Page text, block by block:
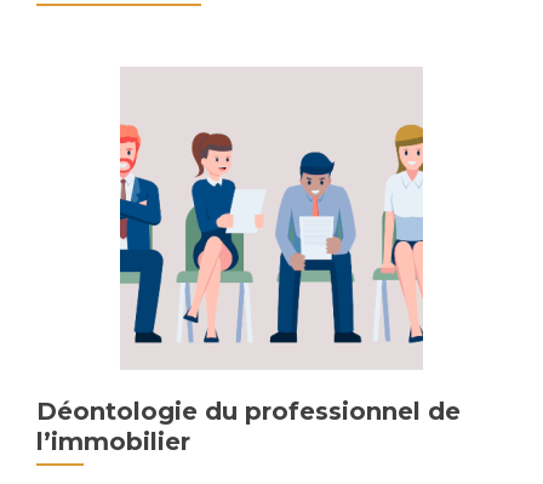
Déontologie du professionnel de
l’immobilier